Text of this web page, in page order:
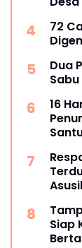
72
Dua
16
Siap